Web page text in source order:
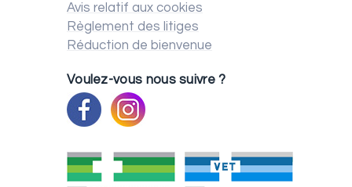
Avis relatif aux cookies
Règlement des litiges
Réduction de bienvenue
Voulez-vous nous suivre ?